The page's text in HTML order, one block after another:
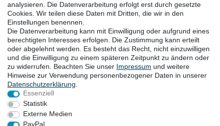
DOWNLOADS
Kataloge
Technik
Zertifikate
Studien
Promotion
STANDORTE
analysieren. Die Datenverarbeitung erfolgt erst durch gesetzte
Cookies. Wir teilen diese Daten mit Dritten, die wir in den
Einstellungen benennen.
Die Datenverarbeitung kann mit Einwilligung oder aufgrund eines
berechtigten Interesses erfolgen. Die Zustimmung kann erteilt
oder abgelehnt werden. Es besteht das Recht, nicht einzuwilligen
und die Einwilligung zu einem späteren Zeitpunkt zu ändern oder
zu widerrufen. Beachten Sie unser Impressum und weitere
Hinweise zur Verwendung personenbezogener Daten in unserer
Daten­schutz­erklärung
Essenziell
Statistik
Externe Medien
PayPal